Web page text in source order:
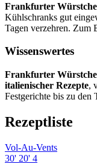
Frankfurter
Kühlschranks gut
Tagen verzehren. Zum
Wissenswertes
Frankfurter
italienischer Rezepte,
Festgerichte bis zu den
Rezeptliste
Vol-Au-Vents
30' 20' 4